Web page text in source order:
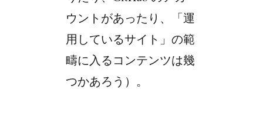
ウントがあったり、「運
用しているサイト」の範
疇に入るコンテンツは幾
つかあろう）。